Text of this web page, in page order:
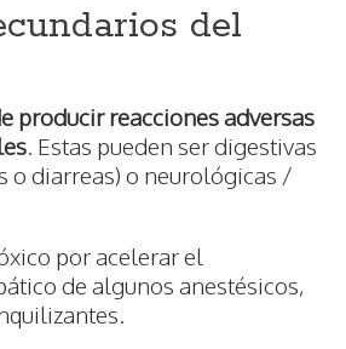
del
producir reacciones adversas
. Estas pueden ser digestivas
o diarreas) o neurológicas /
por acelerar el
de algunos anestésicos,